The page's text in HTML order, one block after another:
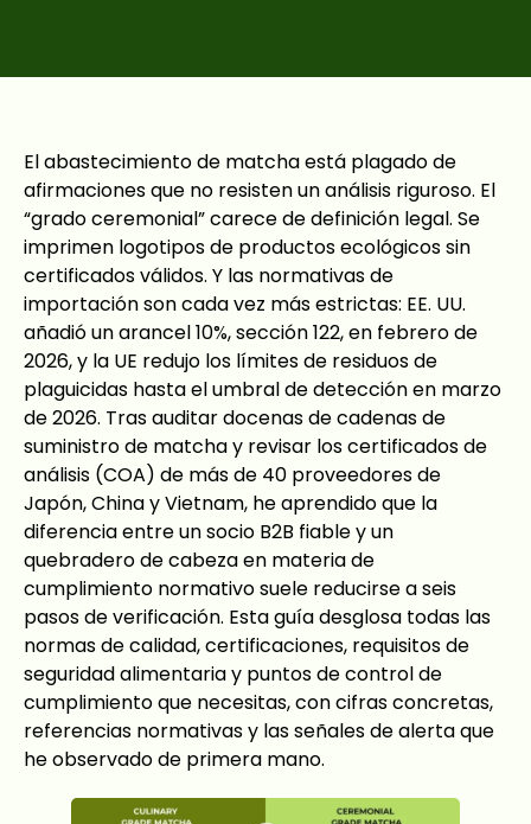
El abastecimiento de matcha está plagado de
afirmaciones que no resisten un análisis riguroso. El
“grado ceremonial” carece de definición legal. Se
imprimen logotipos de productos ecológicos sin
certificados válidos. Y las normativas de
importación son cada vez más estrictas: EE. UU.
añadió un arancel 10%, sección 122, en febrero de
2026, y la UE redujo los límites de residuos de
plaguicidas hasta el umbral de detección en marzo
de 2026. Tras auditar docenas de cadenas de
suministro de matcha y revisar los certificados de
análisis (COA) de más de 40 proveedores de
Japón, China y Vietnam, he aprendido que la
diferencia entre un socio B2B fiable y un
quebradero de cabeza en materia de
cumplimiento normativo suele reducirse a seis
pasos de verificación. Esta guía desglosa todas las
normas de calidad, certificaciones, requisitos de
seguridad alimentaria y puntos de control de
cumplimiento que necesitas, con cifras concretas,
referencias normativas y las señales de alerta que
he observado de primera mano.